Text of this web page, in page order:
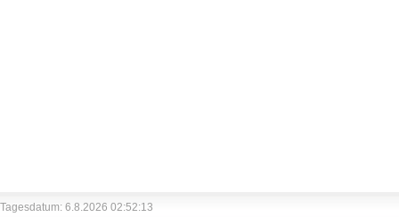
Tagesdatum: 6.8.2026 02:52:13